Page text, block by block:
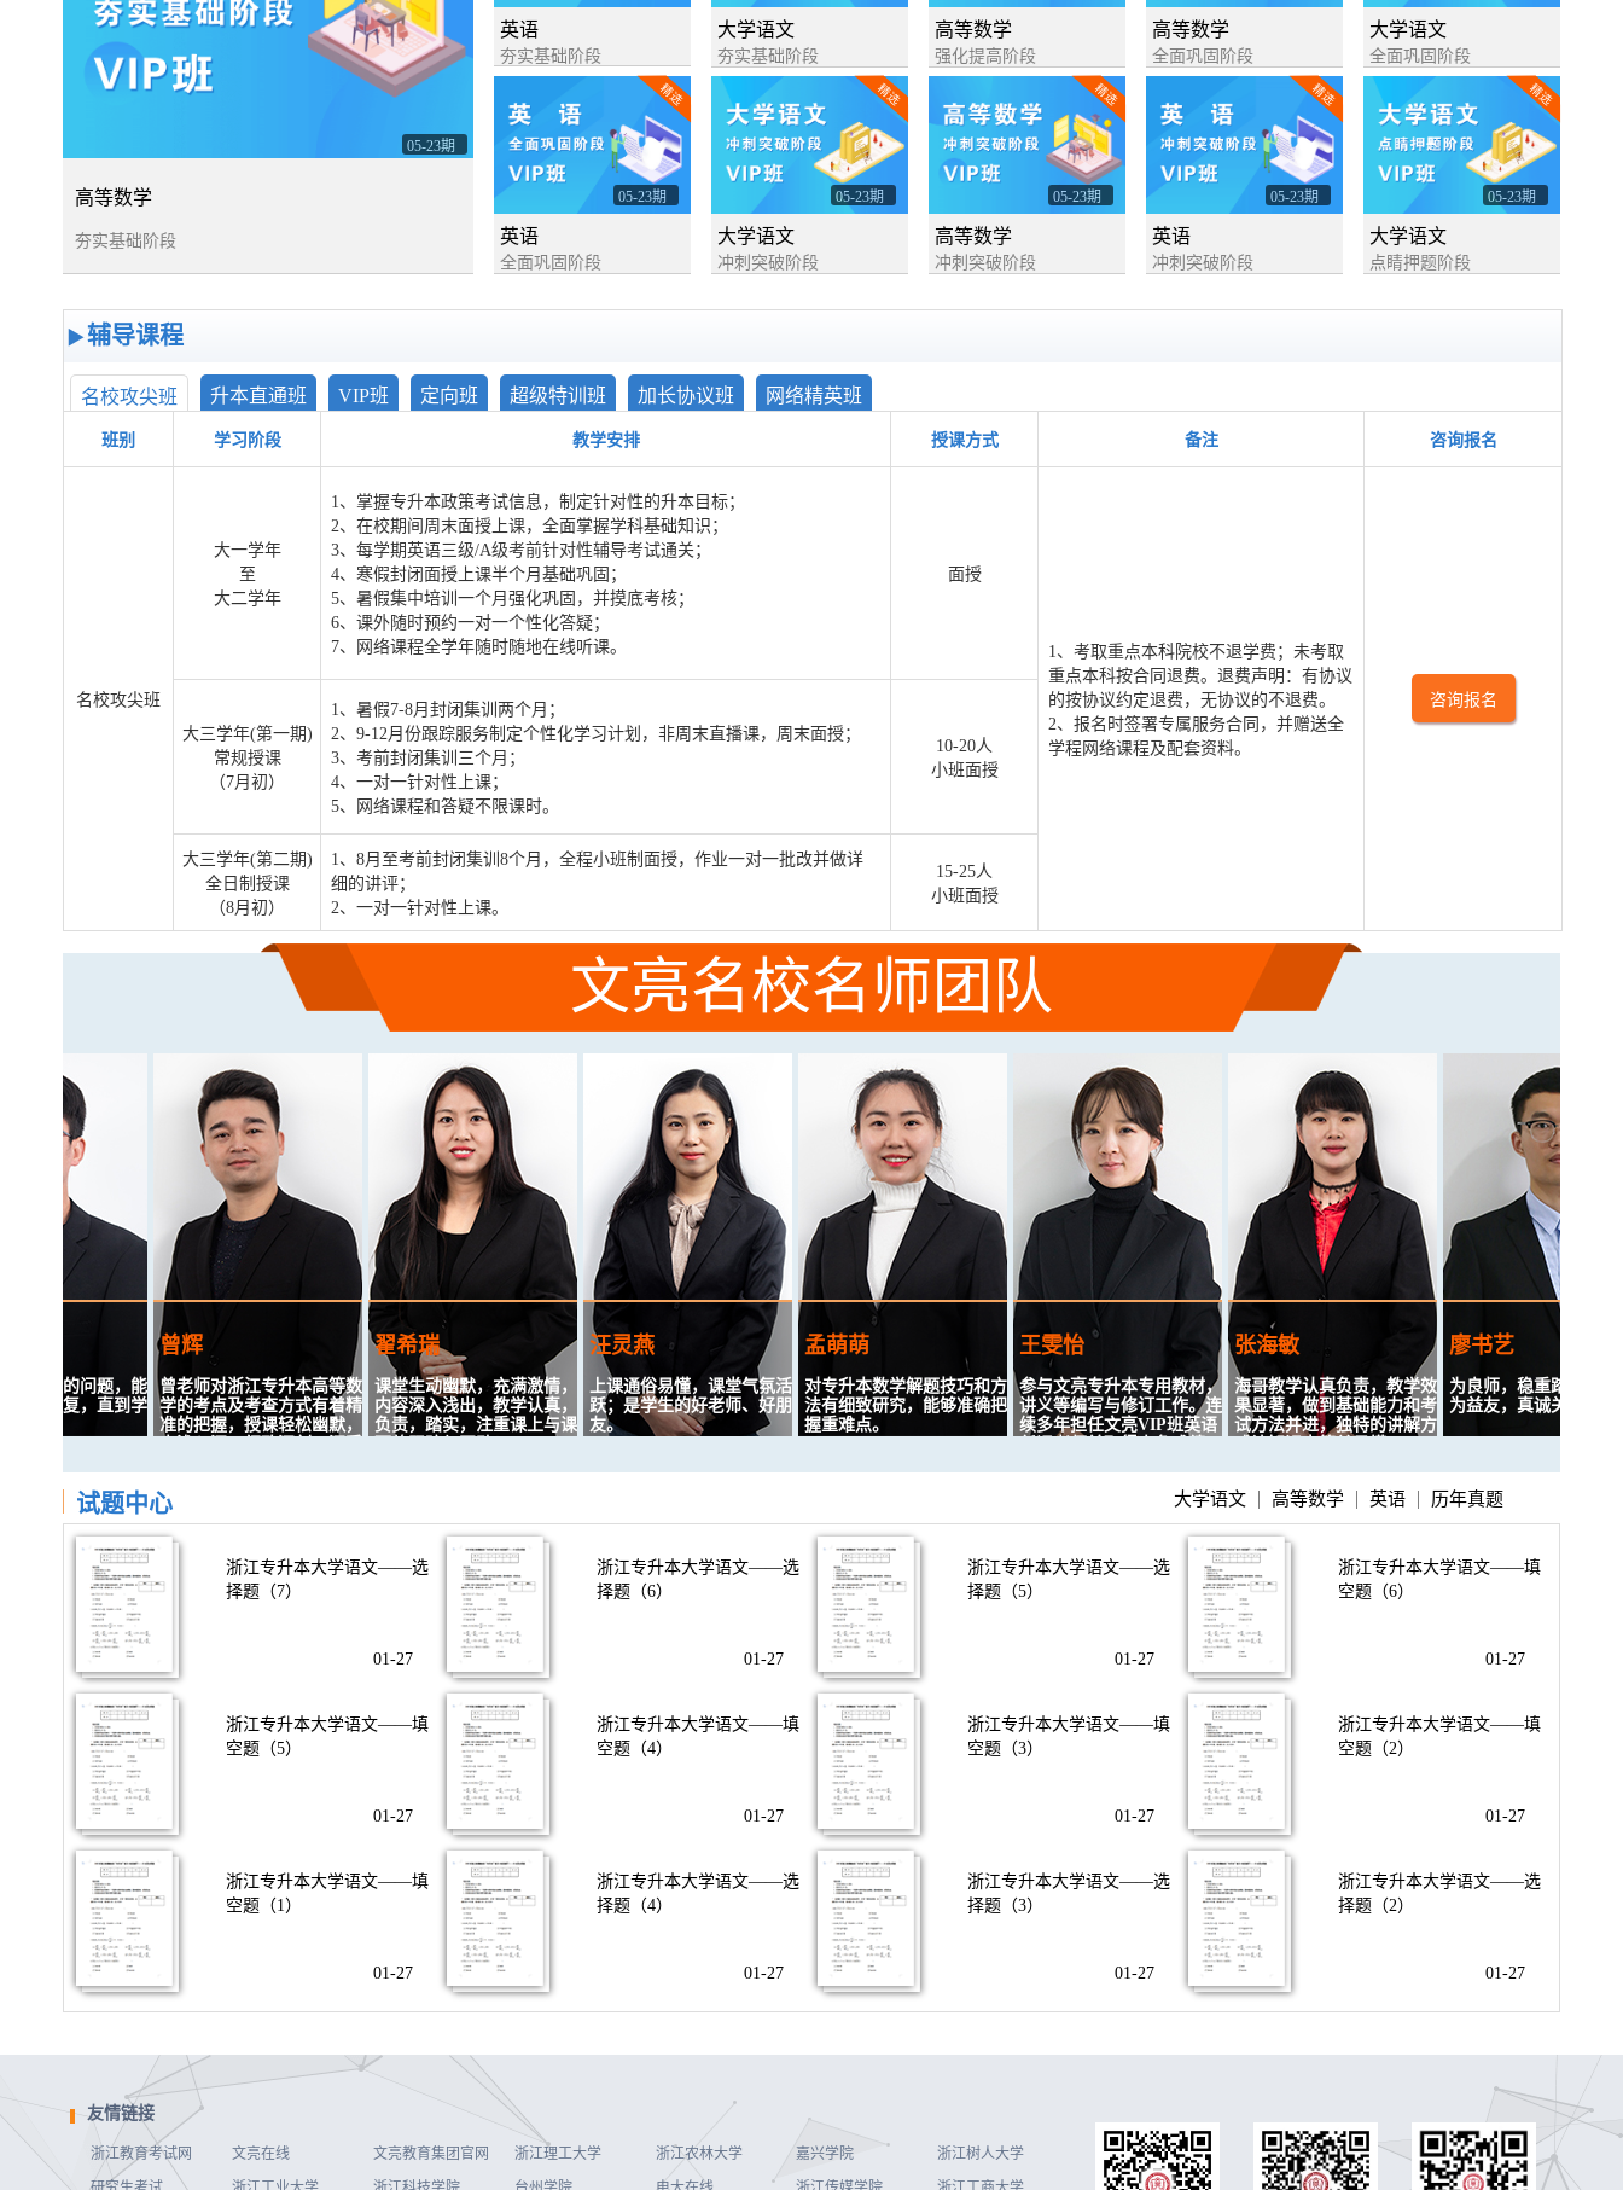
高等数学
夯实基础阶段
05-23期
英语
夯实基础阶段
大学语文
夯实基础阶段
高等数学
强化提高阶段
高等数学
全面巩固阶段
大学语文
全面巩固阶段
英语
全面巩固阶段
精选
05-23期
大学语文
冲刺突破阶段
精选
05-23期
高等数学
冲刺突破阶段
精选
05-23期
英语
冲刺突破阶段
精选
05-23期
大学语文
点睛押题阶段
精选
05-23期
辅导课程
名校攻尖班 升本直通班 VIP班 定向班 超级特训班 加长协议班 网络精英班
班别 学习阶段 教学安排 授课方式 备注 咨询报名
名校攻尖班
大一学年
至
大二学年
1、 掌握专升本政策考试信息，制定针对性的升本目标；
2、 在校期间周末面授上课，全面掌握学科基础知识；
3、 每学期英语三级/A级考前针对性辅导考试通关；
4、 寒假封闭面授上课半个月基础巩固；
5、 暑假集中培训一个月强化巩固，并摸底考核；
6、 课外随时预约一对一个性化答疑；
7、
网络课程全学年随时随地在线听课。
面授
1、考取重点本科院校不退学费；未考取
重点本科按合同退费。退费声明：有协议
的按协议约定退费，无协议的不退费。
2、报名时签署专属服务合同，并赠送全
学程网络课程及配套资料。
咨询报名
大三学年(第一期)
常规授课
（7月初）
1、暑假7-8月封闭集训两个月；
2、9-12月份跟踪服务制定个性化学习计划，非周末直播课，周末面授；
3、考前封闭集训三个月；
4、一对一针对性上课；
5、网络课程和答疑不限课时。
10-20人
小班面授
大三学年(第二期)
全日制授课
（8月初）
1、8月至考前封闭集训8个月，全程小班制面授，作业一对一批改并做详
细的讲评；
2、一对一针对性上课。
15-25人
小班面授
文亮名校名师团队
懂的问题，能
回复，直到学
，上课有激
活跃，授课风
曾辉
曾老师对浙江专升本高等数
学的考点及考查方式有着精
准的把握，授课轻松幽默，
授课条理清晰、富有启发
性，掌握专升本考试规律，
对考生的弱点了如指掌，辅
导针对性极强，提纲挈领，
直击精髓，潜移默化间使学
生的应试能力大幅提升，是
学术 与应试结合的典范。
翟希瑞
课堂生动幽默，充满激情，
内容深入浅出，教学认真，
负责，踏实，注重课上与课
深入浅出，教学认真。
汪灵燕
上课通俗易懂，课堂气氛活
跃；是学生的好老师、好朋
友。
氛活跃。
孟萌萌
对专升本数学解题技巧和方
法有细致研究，能够准确把
握重难点。
王雯怡
参与文亮专升本专用教材，
讲义等编写与修订工作。连
续多年担任文亮VIP班英语
与学生亦师亦友，努力构建
宽容，理解，和谐的课堂气
张海敏
海哥教学认真负责，教学效
果显著，做到基础能力和考
试方法并进，独特的讲解方
致力于教学研究，深入研究
英语出题规律、注重讲授考
试解题技巧和备考策略；内
敛而不失幽默的性格，严谨
而不失轻松的教学风格，关
注学生，善用朴实、简单的
语言传授有效的知识。
廖书艺
为良师，稳重踏实主教学；
为益友，真诚关切辅生活。
动式教学，知识点深入浅
出。
试题中心 大学语文 高等数学 英语 历年真题
浙江专升本大学语文——选
择题（7）
01-27
浙江专升本大学语文——选
择题（6）
01-27
浙江专升本大学语文——选
择题（5）
01-27
浙江专升本大学语文——填
空题（6）
01-27
浙江专升本大学语文——填
空题（5）
01-27
浙江专升本大学语文——填
空题（4）
01-27
浙江专升本大学语文——填
空题（3）
01-27
浙江专升本大学语文——填
空题（2）
01-27
浙江专升本大学语文——填
空题（1）
01-27
浙江专升本大学语文——选
择题（4）
01-27
浙江专升本大学语文——选
择题（3）
01-27
浙江专升本大学语文——选
择题（2）
01-27
友情链接
浙江教育考试网 文亮在线 文亮教育集团官网 浙江理工大学 浙江农林大学 嘉兴学院
浙江树人大学